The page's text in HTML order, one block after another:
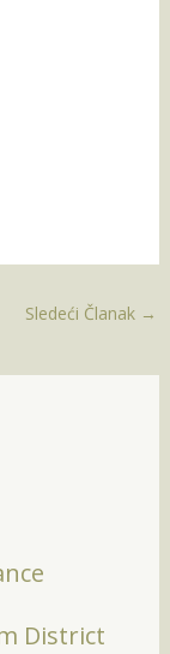
Sledeći Članak →
District